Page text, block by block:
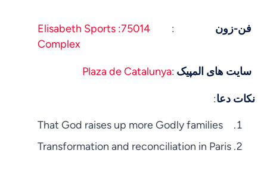
فن-زون :
75014: Elisabeth Sports
Complex
سایت های المپیک :
Plaza de Catalunya
نکات دعا:
That God raises up more Godly families
Transformation and reconciliation in Paris